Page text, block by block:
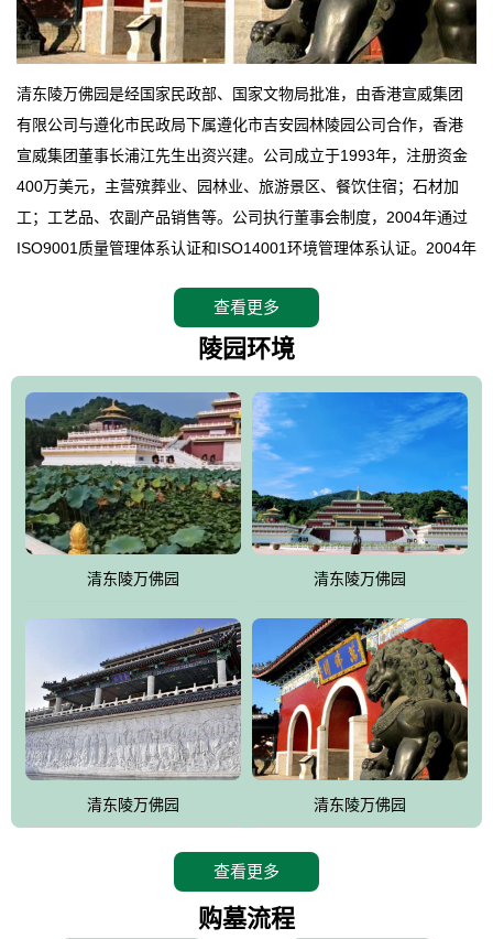
清东陵万佛园是经国家民政部、国家文物局批准，由香港宣威集团
有限公司与遵化市民政局下属遵化市吉安园林陵园公司合作，香港
宣威集团董事长浦江先生出资兴建。公司成立于1993年，注册资金
400万美元，主营殡葬业、园林业、旅游景区、餐饮住宿；石材加
工；工艺品、农副产品销售等。公司执行董事会制度，2004年通过
ISO9001质量管理体系认证和ISO14001环境管理体系认证。2004年
拥有4A级旅游区头衔的花园式陵园，园内建有四星级酒店一座。
万佛园位于遵化市境内，座落在世界文化遗产清东陵地形墙内，地
形绝佳，地理位置优越，交通便利。公司以“建设全国顶级人生后花
园、打造佛教精品旅游圣地”为目标，以海外归侨、国内外知名人士
的墓地安葬、祭祀吊亡并结合旅游参观构成其主要使用功能；以苍
郁绚丽、优雅宜人的园林景观构成其外部形象。通过墓园建设与造
园手法相结合的默契操作，建成一处特色鲜明、服务周全、环境优
美、民族风格突出，与周边文物古迹交相呼应的极具吸引力的花园
式园林。
万佛园工程一期占地448亩，目前完成投资近12亿元人民币，园区采
用全仿古式建筑，寻求与世界文化遗产地清东陵的和谐统一，在园
区建设中寻求陵园建设与景区建设的有机融合，充分发挥独一无二
的地形优势，打造现代艺术园林，建设旅游景观、寺庙、酒店等综
合服务设施，服务于陵园经营，使企业的多元化经营项目相互依
托、相互促进，园区绿化覆盖率达90%。
设计建造各种墓地墓位3万个；主体建筑金宝塔，墓位容量8万个，
能适应不同消费阶层的需求，为客户提供墓碑设计制作服务、特色
查看更多
陵园环境
清东陵万佛园 清东陵万佛园
清东陵万佛园 清东陵万佛园
查看更多
购墓流程